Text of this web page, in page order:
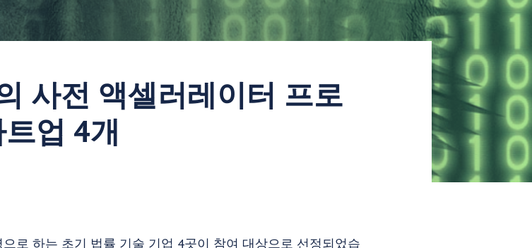
사전 액셀러레이터 프로
업 4개
로 하는 초기 법률 기술 기업 4곳이 참여 대상으로 선정되었습